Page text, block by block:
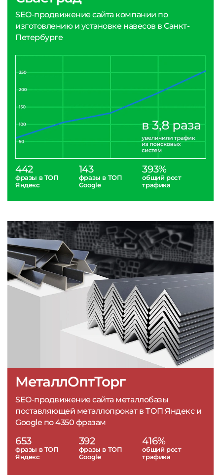
МеталлОптТорг
SEO-продвижение сайта металлобазы
поставляющей металлопрокат в ТОП Яндекс и
Google по 4350 фразам
653
фразы в ТОП
Яндекс
392
фразы в ТОП
Google
416%
общий рост
трафика
SEO-продвижение сайта компании по
изготовлению и установке навесов в Санкт-
Петербурге
442
фразы в ТОП
Яндекс
143
фразы в ТОП
Google
393%
общий рост
трафика